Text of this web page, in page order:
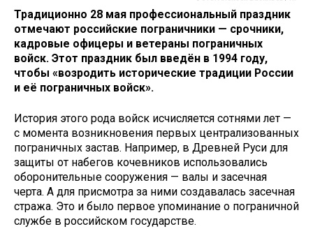
Традиционно 28 мая профессиональный праздник
отмечают российские пограничники — срочники,
кадровые офицеры и ветераны пограничных
войск. Этот праздник был введён в 1994 году,
чтобы «возродить исторические традиции России
и её пограничных войск».
История этого рода войск исчисляется сотнями лет —
с момента возникновения первых централизованных
пограничных застав. Например, в Древней Руси для
защиты от набегов кочевников использовались
оборонительные сооружения — валы и засечная
черта. А для присмотра за ними создавалась засечная
стража. Это и было первое упоминание о пограничной
службе в российском государстве.